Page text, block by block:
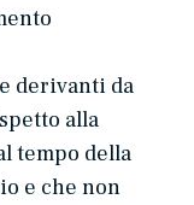
derivanti da
alla
tempo della
e che non